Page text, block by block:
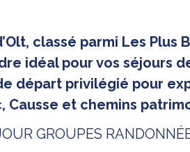
classé parmi Les
idéal pour vos séjours
départ privilégié pour
Causse et chemins
GROUPES